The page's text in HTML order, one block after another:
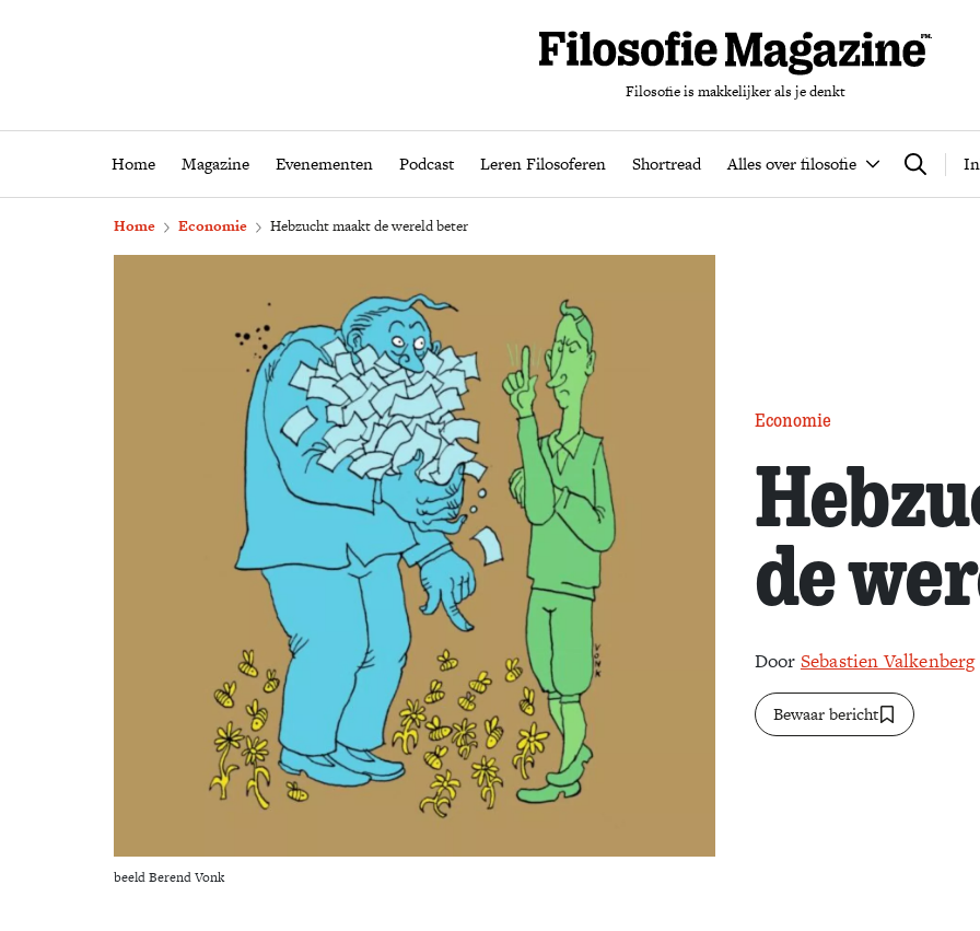
Filosofie is makkelijker als je denkt
Home Magazine Evenementen Podcast Leren Filosoferen Shortread Alles over filosofie Zoeken
Home Magazine Evenementen Podcast Leren Filosoferen Shortread Alles over
Home Economie Hebzucht maakt de wereld beter
Economie
de
Door Sebastien Valkenberg
Bewaar bericht
beeld Berend Vonk